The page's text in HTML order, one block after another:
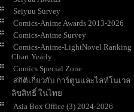
Seiyuu Survey
Comics-Anime Awards 2013-2026
Comics-Anime Survey
Comics-Anime-LightNovel Ranking
Chart Yearly
Comics Special Zone
สถิติเกี่ยวกับ การ์ตูนและไลท์โนเวล
ลิขสิทธิ์ ในไท
Asia Box Office (3) 2024-2026